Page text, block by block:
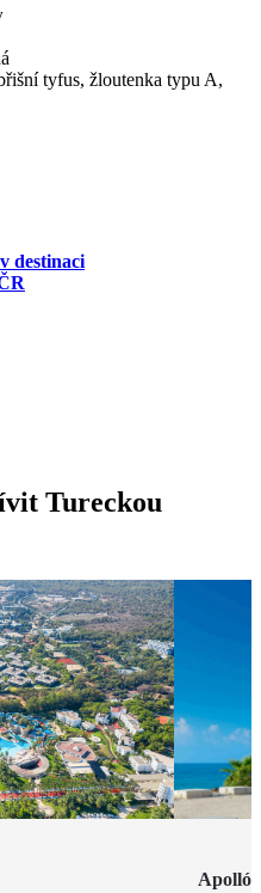
tyfus, žloutenka typu A,
destinaci
Tureckou